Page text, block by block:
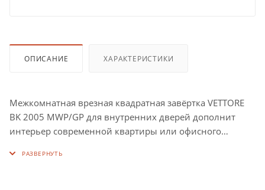
ОПИСАНИЕ ХАРАКТЕРИСТИКИ
Межкомнатная врезная квадратная завёртка VETTORE
BK 2005 MWP/GP для внутренних дверей дополнит
интерьер современной квартиры или офисного